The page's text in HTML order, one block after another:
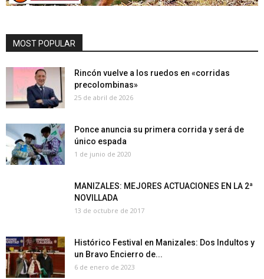
MOST POPULAR
Rincón vuelve a los ruedos en «corridas
precolombinas»
25 de abril de 2026
Ponce anuncia su primera corrida y será de
único espada
1 de junio de 2020
MANIZALES: MEJORES ACTUACIONES EN LA 2ª
NOVILLADA
13 de octubre de 2017
Histórico Festival en Manizales: Dos Indultos y
un Bravo Encierro de...
6 de enero de 2023